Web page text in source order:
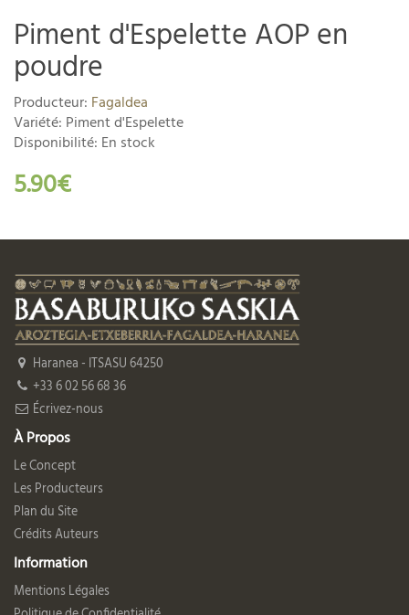
Piment d'Espelette AOP en
poudre
Producteur: Fagaldea
Variété: Piment d'Espelette
Disponibilité: En stock
5.90€
Haranea - ITSASU 64250
+33 6 02 56 68 36
Écrivez-nous
À Propos
Le Concept
Les Producteurs
Plan du Site
Crédits Auteurs
Information
Mentions Légales